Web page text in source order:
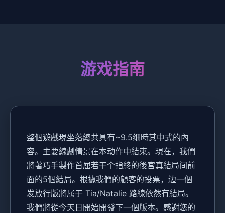
游戏指南
整個遊戲現坐落總共具有~9.5细時其中式的內
容。主要線劇情景在本动作中結束。現在，我們
將著巧手製作首屈若干个指終的後宮真結局间前
面的5個結局。根據我們的顧客的投票，边一個
发放行版將属于 Tia/Natalie 路線依然有結局。
我們將從今天日開始開發下一個版本。感謝您的